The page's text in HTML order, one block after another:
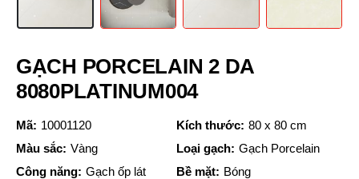
GẠCH PORCELAIN 2 DA
8080PLATINUM004
Mã: 10001120 Kích thước: 80 x 80 cm
Màu sắc: Vàng Loại gạch: Gạch Porcelain
Công năng: Gạch ốp lát Bề mặt: Bóng